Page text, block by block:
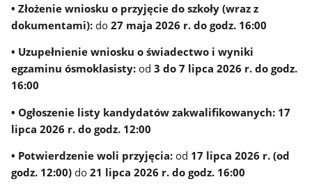
• Złożenie wniosku o przyjęcie do szkoły (wraz z
dokumentami): do 27 maja 2026 r. do godz. 16:00
• Uzupełnienie wniosku o świadectwo i wyniki
egzaminu ósmoklasisty: od 3 do 7 lipca 2026 r. do godz.
16:00
• Ogłoszenie listy kandydatów zakwalifikowanych: 17
lipca 2026 r. do godz. 12:00
• Potwierdzenie woli przyjęcia: od 17 lipca 2026 r. (od
godz. 12:00) do 21 lipca 2026 r. do godz. 16:00